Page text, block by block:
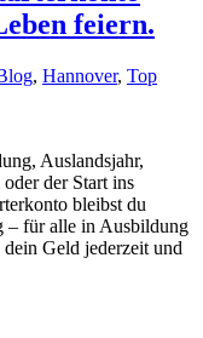
feiern.
, Hannover, Top
Auslandsjahr,
der Start ins
bleibst du
– für alle in Ausbildung
Geld jederzeit und